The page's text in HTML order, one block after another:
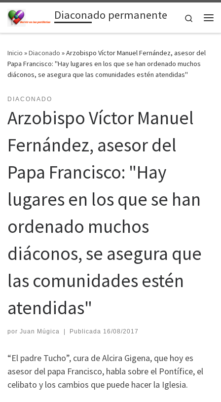
Saltar al contenidoDiaconado permanente
Search
Inicio »Diaconado »Arzobispo Víctor Manuel Fernández, asesor del
Papa Francisco: "Hay lugares en los que se han ordenado muchos
diáconos, se asegura que las comunidades estén atendidas"
DIACONADO
Arzobispo Víctor Manuel
Fernández, asesor del
Papa Francisco: "Hay
lugares en los que se han
ordenado muchos
diáconos, se asegura que
las comunidades estén
atendidas"
por Juan Múgica | Publicada 16/08/2017
“El padre Tucho”, cura de Alcira Gigena, que hoy es
asesor del papa Francisco, habla sobre el Pontífice, el
celibato y los cambios que puede hacer la Iglesia.